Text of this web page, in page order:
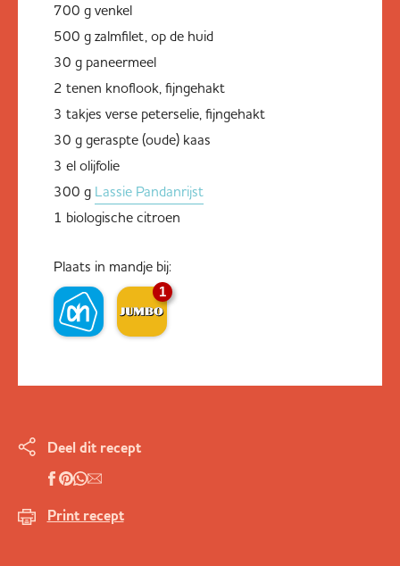
700 g venkel
500 g zalmfilet, op de huid
30 g paneermeel
2 tenen knoflook, fijngehakt
3 takjes verse peterselie, fijngehakt
30 g geraspte (oude) kaas
3 el olijfolie
300 g Lassie Pandanrijst
1 biologische citroen
Plaats in mandje bij:
1
Deel dit recept
Print recept